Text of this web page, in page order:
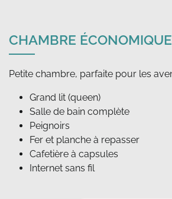
CHAMBRE ÉCONOMIQUE
Grand lit (queen)
Salle de bain complète
Peignoirs
Fer et planche à repasser
Cafetière à capsules
Internet sans fil